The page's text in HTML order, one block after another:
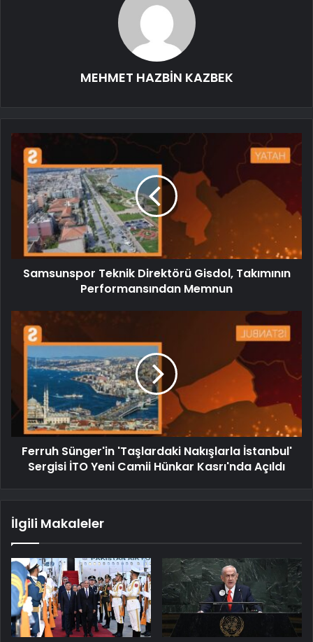
MEHMET HAZBİN KAZBEK
Samsunspor Teknik Direktörü Gisdol, Takımının
Performansından Memnun
Ferruh Sünger'in 'Taşlardaki Nakışlarla İstanbul'
Sergisi İTO Yeni Camii Hünkar Kasrı'nda Açıldı
İlgili Makaleler